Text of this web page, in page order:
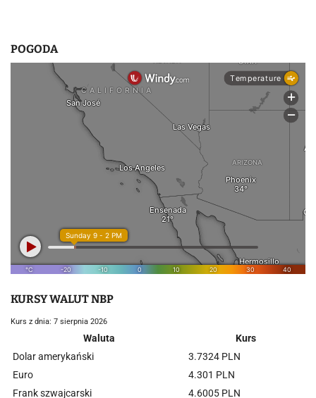
POGODA
KURSY WALUT NBP
Kurs z dnia: 7 sierpnia 2026
Waluta
Kurs
Dolar amerykański
3.7324 PLN
Euro
4.301 PLN
Frank szwajcarski
4.6005 PLN